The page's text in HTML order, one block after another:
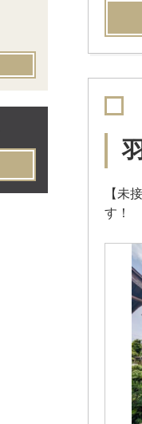
【未
す！